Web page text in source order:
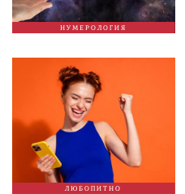
НУМЕРОЛОГИЯ
ЛЮБОПИТНО